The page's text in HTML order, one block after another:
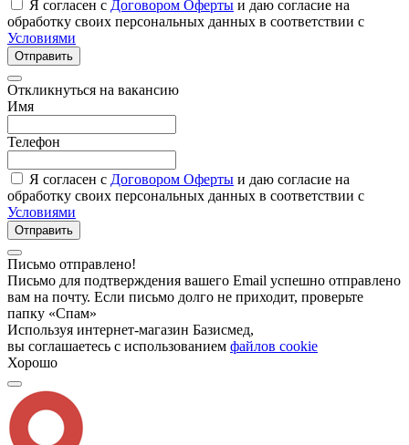
Я согласен с Договором Оферты и даю согласие на
обработку своих персональных данных в соответствии с
Условиями
Отправить
Откликнуться на вакансию
Имя
Телефон
Я согласен с Договором Оферты и даю согласие на
обработку своих персональных данных в соответствии с
Условиями
Отправить
Письмо отправлено!
Письмо для подтверждения вашего Email успешно отправлено
вам на почту. Если письмо долго не приходит, проверьте
папку «Спам»
Используя интернет-магазин Базисмед,
вы соглашаетесь с использованием файлов cookie
Хорошо